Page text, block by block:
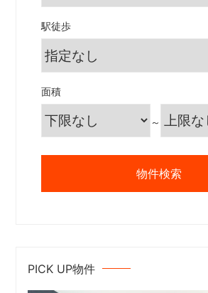
駅徒歩
面積
～
PICK UP物件